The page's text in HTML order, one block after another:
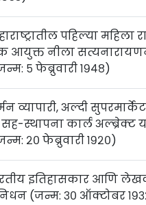
पहिल्या महिला
आयुक्त नीला
५ फेब्रुवारी १९४८)
व्यापारी, अल्दी सुपरमार्केट
स्थापना कार्ल अल्ब्रेक्ट
२० फेब्रुवारी १९२०)
इतिहासकार आणि
(जन्म: ३० ऑक्टोबर